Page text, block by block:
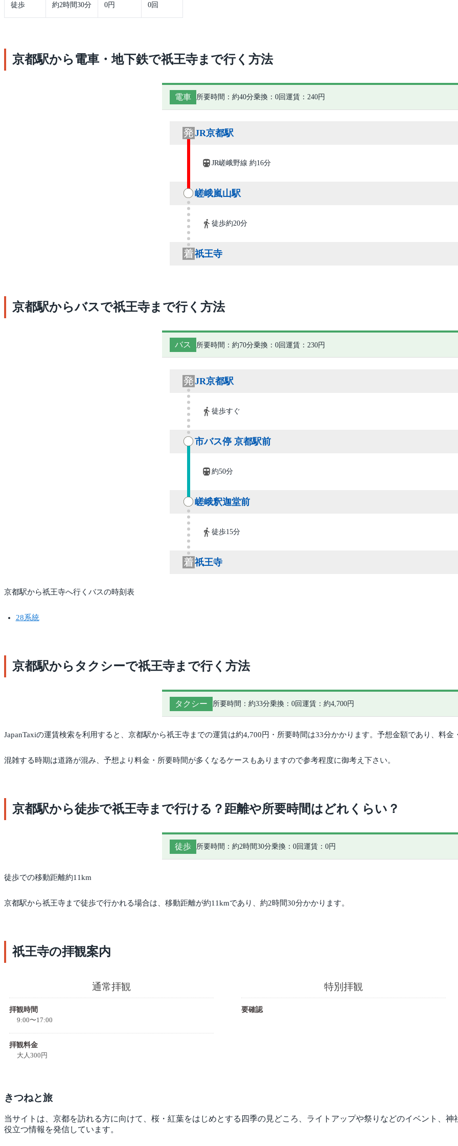
徒歩 約2時間30分 0円 0回
京都駅から電車・地下鉄で祇王寺まで行く方法
電車 所要時間：約40分乗換：0回運賃：240円
JR京都駅
JR嵯峨野線 約16分
嵯峨嵐山駅
徒歩約20分
祇王寺
京都駅からバスで祇王寺まで行く方法
バス 所要時間：約70分乗換：0回 運賃：230円
JR京都駅
徒歩すぐ
市バス停 京都駅前
約50分
嵯峨釈迦堂前
徒歩15分
祇王寺
京都駅から祇王寺へ行くバスの時刻表
28系統
京都駅からタクシーで祇王寺まで行く方法
タクシー 所要時間：約33分乗換：0回運賃：約4,700円
JapanTaxiの運賃検索を利用すると、京都駅から祇王寺までの運賃は約4,700円・所要時間は33分かかります。予想金額であり、料
混雑する時期は道路が混み、予想より料金・所要時間が多くなるケースもありますので参考程度に御考え下さい。
京都駅から徒歩で祇王寺まで行ける？距離や所要時間はどれくらい？
徒歩 所要時間：約2時間30分乗換：0回運賃：0円
徒歩での移動距離約11km
京都駅から祇王寺まで徒歩で行かれる場合は、移動距離が約11kmであり、約2時間30分かかります。
祇王寺の拝観案内
通常拝観
拝観時間
9:00〜17:00
拝観料金
大人300円
特別拝観
要確認
きつねと旅
当サイトは、京都を訪れる方に向けて、桜・紅葉をはじめとする四季の見どころ、ライトアップや祭りなどのイベント、
役立つ情報を発信しています。